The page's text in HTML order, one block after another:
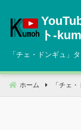
へ
動
ト
「チェ・ドンギュ 」
ホーム 「 チェ・